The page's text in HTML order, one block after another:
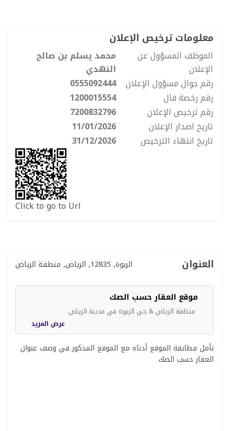
معلومات ترخيص الإعلان
الموظف المسؤول عن
الإعلان
محمد يسلم بن صالح
النهدي
رقم جوال مسؤول الإعلان
0555092444
رقم رخصة فال
1200015554
رقم ترخيص الإعلان
7200832796
تاريخ اصدار الإعلان
11/01/2026
تاريخ انتهاء الترخيص
31/12/2026
Click to go to Url
العنوان الربوة, 12835, الرياض, منطقة الرياض
موقع العقار حسب الصك
منطقة الرياض & حي الربوة في مدينة الرياض
عرض المزيد
نأمل مطابقة الموقع أدناه مع الموقع المذكور في وصف عنوان
العقار حسب الصك